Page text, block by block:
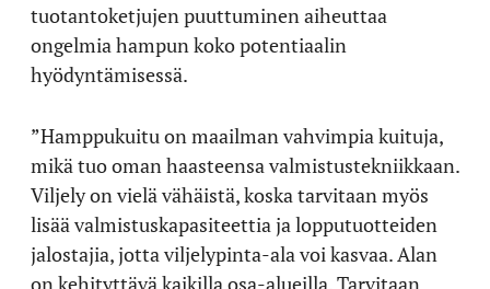
tuotantoketjujen puuttuminen aiheuttaa
ongelmia hampun koko potentiaalin
hyödyntämisessä.
”Hamppukuitu on maailman vahvimpia kuituja,
mikä tuo oman haasteensa valmistustekniikkaan.
Viljely on vielä vähäistä, koska tarvitaan myös
lisää valmistuskapasiteettia ja lopputuotteiden
jalostajia, jotta viljelypinta-ala voi kasvaa. Alan
on kehityttävä kaikilla osa-alueilla. Tarvitaan